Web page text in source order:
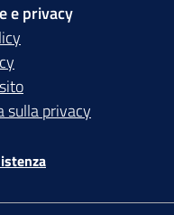
e privacy
sulla privacy